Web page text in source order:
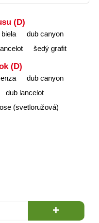
(D)
biela
dub canyon
šedý grafit
(D)
dub canyon
dub lancelot
(svetloružová)
+